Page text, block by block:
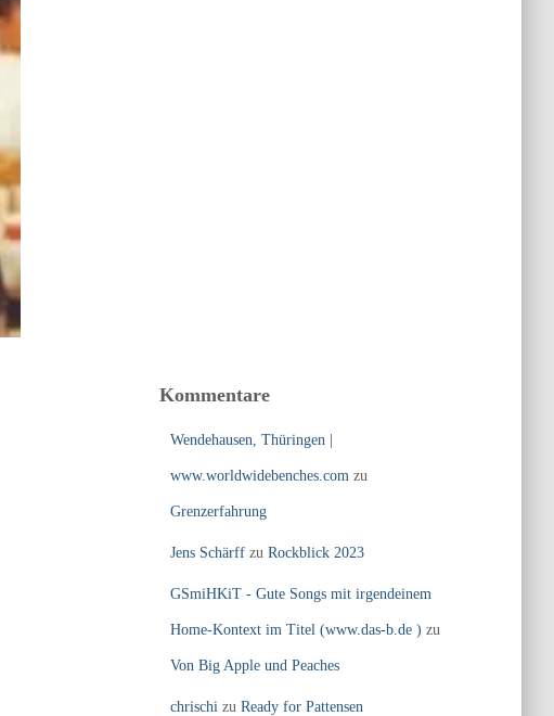
Kommentare
Wendehausen, Thüringen |
www.worldwidebenches.com zu
Grenzerfahrung
Jens Schärffzu Rockblick 2023
GSmiHKiT - Gute Songs mit irgendeinem
Home-Kontext im Titel (www.das-b.de ) zu
Von Big Apple und Peaches
chrischi zu Ready for Pattensen